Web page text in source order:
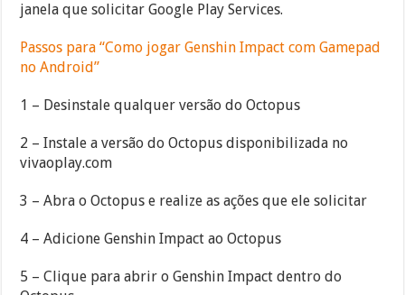
janela que solicitar Google Play Services.
Passos para “Como jogar Genshin Impact com Gamepad
no Android”
1 – Desinstale qualquer versão do Octopus
2 – Instale a versão do Octopus disponibilizada no
vivaoplay.com
3 – Abra o Octopus e realize as ações que ele solicitar
4 – Adicione Genshin Impact ao Octopus
5 – Clique para abrir o Genshin Impact dentro do